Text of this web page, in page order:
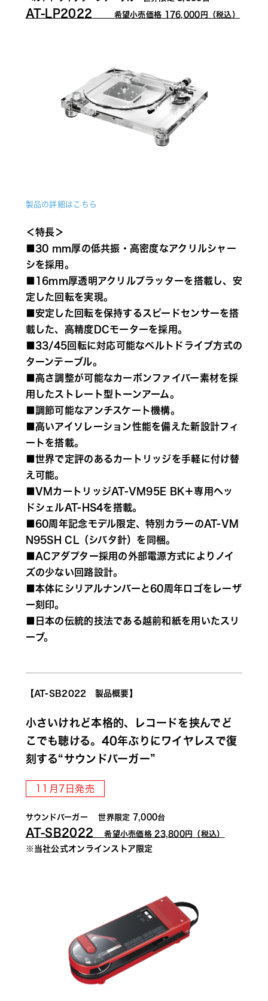
AT-LP2022 希望小売価格 176,000円（税込）
製品の詳細はこちら
＜特長＞
■30 mm厚の低共振・高密度なアクリルシャー
シを採用。
■16mm厚透明アクリルプラッターを搭載し、安
定した回転を実現。
■安定した回転を保持するスピードセンサーを搭
載した、高精度DCモーターを採用。
■33/45回転に対応可能なベルトドライブ方式の
ターンテーブル。
■高さ調整が可能なカーボンファイバー素材を採
用したストレート型トーンアーム。
■調節可能なアンチスケート機構。
■高いアイソレーション性能を備えた新設計フィ
ートを搭載。
■世界で定評のあるカートリッジを手軽に付け替
え可能。
■VMカートリッジAT-VM95E BK＋専用ヘッ
ドシェルAT-HS4を搭載。
■60周年記念モデル限定、特別カラーのAT-VM
N95SH CL（シバタ針）を同梱。
■ACアダプター採用の外部電源方式によりノイ
ズの少ない回路設計。
■本体にシリアルナンバーと60周年ロゴをレーザ
ー刻印。
■日本の伝統的技法である越前和紙を用いたスリ
ーブ。
【AT-SB2022　製品概要】
小さいけれど本格的、レコードを挟んでど
こでも聴ける。40年ぶりにワイヤレスで復
刻する“サウンドバーガー”
11月7日発売
サウンドバーガー 　世界限定 7,000台
AT-SB2022 希望小売価格 23,800円（税込）
※当社公式オンラインストア限定